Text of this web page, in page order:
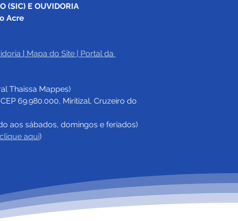
(SIC) E OUVIDORIA
Acre
| Mapa do Site | Portal da
Thaissa Mappes)
69.980.000, Miritizal, Cruzeiro do
aos sábados, domingos e feriados)
clique aqui)